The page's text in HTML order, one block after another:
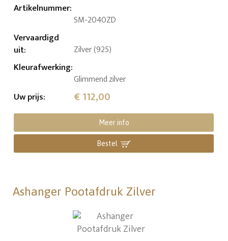
Artikelnummer:
SM-2040ZD
Vervaardigd
uit: Zilver (925)
Kleurafwerking:
Glimmend zilver
Uw prijs: € 112,00
Meer info
Bestel
Ashanger Pootafdruk Zilver